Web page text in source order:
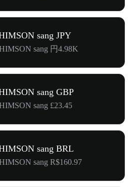
sang JPY
sang 円4.98K
sang GBP
sang £23.45
sang BRL
sang R$160.97